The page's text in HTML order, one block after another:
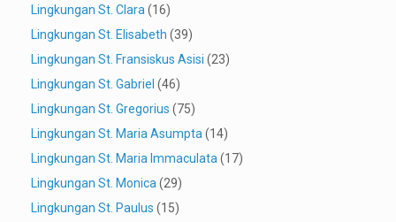
Lingkungan St. Clara (16)
Lingkungan St. Elisabeth (39)
Lingkungan St. Fransiskus Asisi (23)
Lingkungan St. Gabriel (46)
Lingkungan St. Gregorius (75)
Lingkungan St. Maria Asumpta (14)
Lingkungan St. Maria Immaculata (17)
Lingkungan St. Monica (29)
Lingkungan St. Paulus (15)